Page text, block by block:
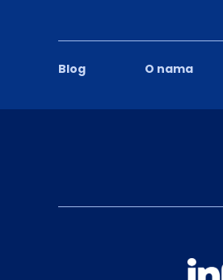
Blog O nama